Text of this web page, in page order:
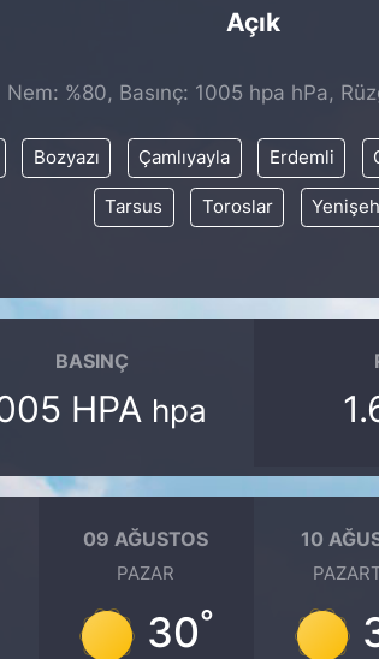
Açık
Nem: %80, Basınç: 1005 hpa hPa,
Bozyazı Çamlıyayla Erdemli
Tarsus Toroslar
BASINÇ
HPA hpa
09 AĞUSTOS
PAZAR
30°
10